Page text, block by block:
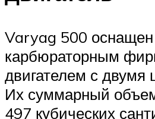
Varyag 500 оснащен
карбюраторным
двигателем с двумя
Их суммарный
497 кубических